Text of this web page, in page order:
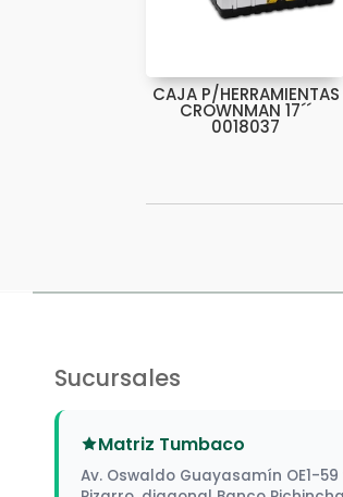
CAJA P/HERRAMIENTAS
CROWNMAN 17´´
0018037
Sucursales
Matriz Tumbaco
Av. Oswaldo Guayasamín OE1-